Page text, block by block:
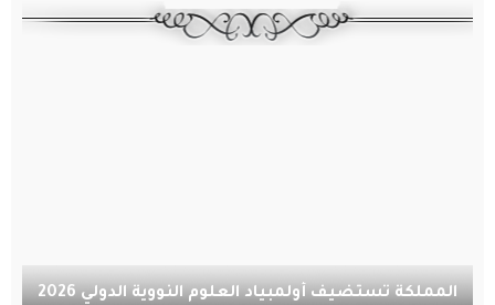
المملكة تستضيف أولمبياد العلوم النووية الدولي 2026